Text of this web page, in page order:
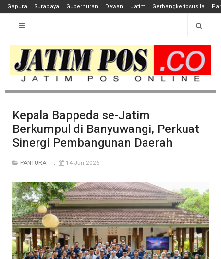
Gapura Surabaya Gubernuran Dewan Jatim Gerbangkertosusila
Kepala Bappeda se-Jatim
Berkumpul di Banyuwangi, Perkuat
Sinergi Pembangunan Daerah
PANTURA 14 Jun 2026